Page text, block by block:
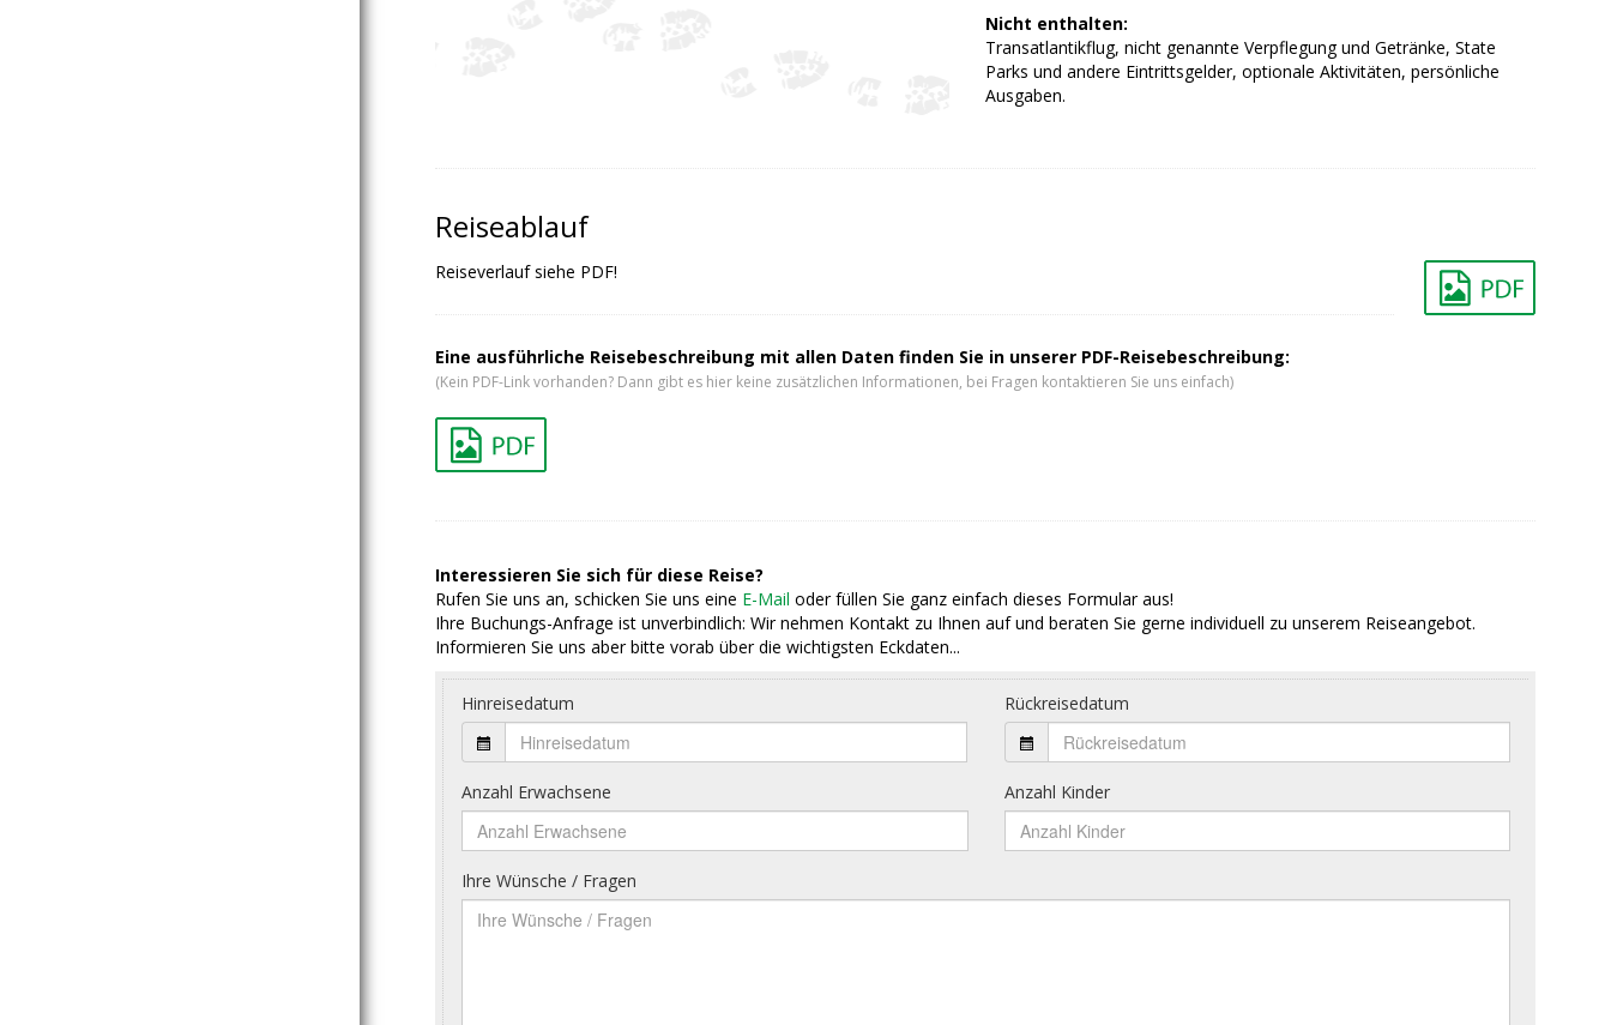
Nicht enthalten:
Transatlantikflug, nicht genannte Verpflegung und Getränke, State
Parks und andere Eintrittsgelder, optionale Aktivitäten, persönliche
Ausgaben.
Reiseablauf
Reiseverlauf siehe PDF!
Eine ausführliche Reisebeschreibung mit allen Daten finden Sie in unserer PDF-Reisebeschreibung:
(Kein PDF-Link vorhanden? Dann gibt es hier keine zusätzlichen Informationen, bei Fragen kontaktieren Sie uns einfach)
Interessieren Sie sich für diese Reise?
Rufen Sie uns an, schicken Sie uns eine E-Mail oder füllen Sie ganz einfach dieses Formular aus!
Ihre Buchungs-Anfrage ist unverbindlich: Wir nehmen Kontakt zu Ihnen auf und beraten Sie gerne individuell zu unserem Reiseangebot.
Informieren Sie uns aber bitte vorab über die wichtigsten Eckdaten...